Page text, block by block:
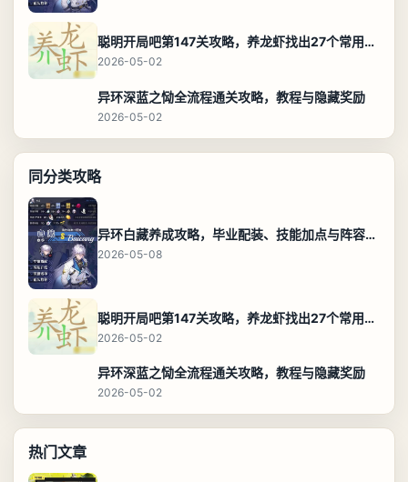
聪明开局吧第147关攻略，养龙虾找出27个常用字通关答案
2026-05-02
异环深蓝之恸全流程通关攻略，教程与隐藏奖励
2026-05-02
同分类攻略
异环白藏养成攻略，毕业配装、技能加点与阵容搭配保姆级解析
2026-05-08
聪明开局吧第147关攻略，养龙虾找出27个常用字通关答案
2026-05-02
异环深蓝之恸全流程通关攻略，教程与隐藏奖励
2026-05-02
热门文章